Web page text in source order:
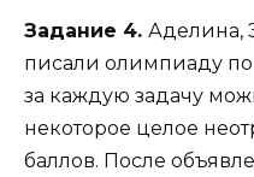
Задание 4. Аделина,
писали олимпиаду по
за каждую задачу
некоторое целое
баллов. После